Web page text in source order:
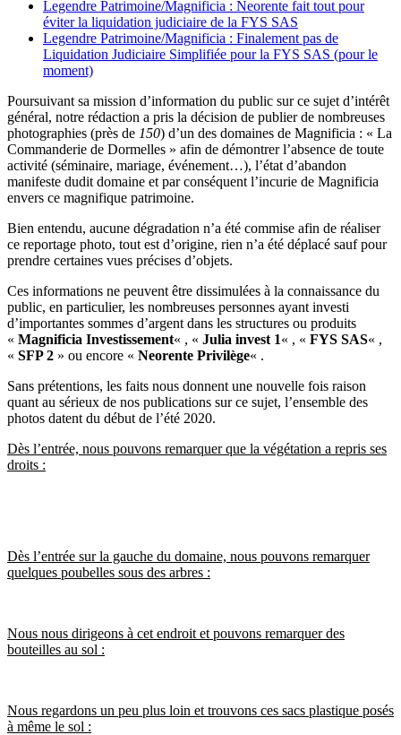
Legendre Patrimoine/Magnificia : Neorente fait tout pour
éviter la liquidation judiciaire de la FYS SAS
Legendre Patrimoine/Magnificia : Finalement pas de
Liquidation Judiciaire Simplifiée pour la FYS SAS (pour le
moment)
Poursuivant sa mission d’information du public sur ce sujet d’intérêt
général, notre rédaction a pris la décision de publier de nombreuses
photographies (près de 150) d’un des domaines de Magnificia : « La
Commanderie de Dormelles » afin de démontrer l’absence de toute
activité (séminaire, mariage, événement…), l’état d’abandon
manifeste dudit domaine et par conséquent l’incurie de Magnificia
envers ce magnifique patrimoine.
Bien entendu, aucune dégradation n’a été commise afin de réaliser
ce reportage photo, tout est d’origine, rien n’a été déplacé sauf pour
prendre certaines vues précises d’objets.
Ces informations ne peuvent être dissimulées à la connaissance du
public, en particulier, les nombreuses personnes ayant investi
d’importantes sommes d’argent dans les structures ou produits
« Magnificia Investissement« , « Julia invest 1« , « FYS SAS« ,
« SFP 2 » ou encore « Neorente Privilège« .
Sans prétentions, les faits nous donnent une nouvelle fois raison
quant au sérieux de nos publications sur ce sujet, l’ensemble des
photos datent du début de l’été 2020.
Dès l’entrée, nous pouvons remarquer que la végétation a repris ses
droits :
Dès l’entrée sur la gauche du domaine, nous pouvons remarquer
quelques poubelles sous des arbres :
Nous nous dirigeons à cet endroit et pouvons remarquer des
bouteilles au sol :
Nous regardons un peu plus loin et trouvons ces sacs plastique posés
à même le sol :